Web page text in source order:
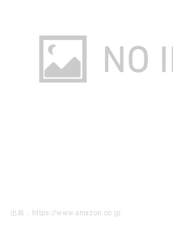
出典：https://www.amazon.co.jp